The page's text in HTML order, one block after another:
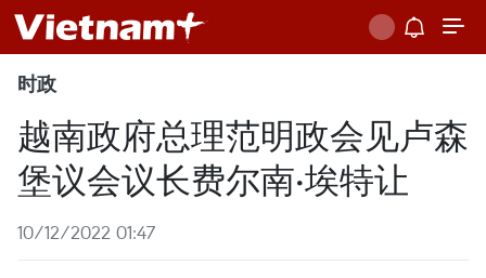
时政
越南政府总理范明政会见卢森
堡议会议长费尔南·埃特让
10/12/2022 01:47